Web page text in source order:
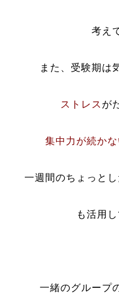
考え
また、受験期は
ストレス が
集中力が続かな
一週間のちょっとし
も活用
一緒のグループ